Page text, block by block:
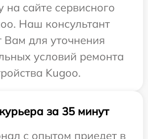
на сайте сервисного
Наш консультант
Вам для уточнения
условий ремонта
Kugoo.
за 35 минут
с опытом приедет в